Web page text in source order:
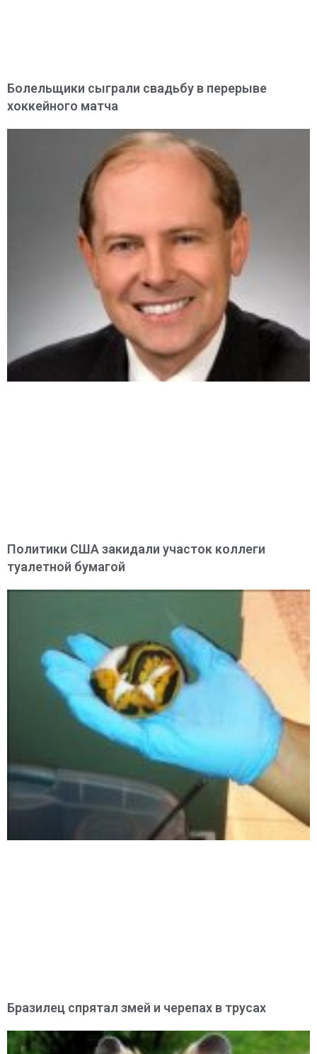
Болельщики сыграли свадьбу в перерыве
хоккейного матча
Политики США закидали участок коллеги
туалетной бумагой
Бразилец спрятал змей и черепах в трусах